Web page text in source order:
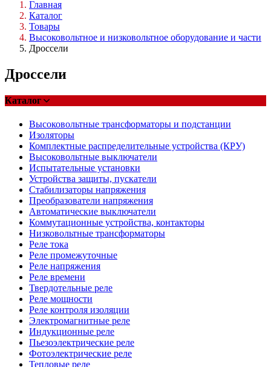
Главная
Каталог
Товары
Высоковольтное и низковольтное оборудование и части
Дроссели
Дроссели
Каталог
Высоковольтные трансформаторы и подстанции
Изоляторы
Комплектные распределительные устройства (КРУ)
Высоковольтные выключатели
Испытательные установки
Устройства защиты, пускатели
Стабилизаторы напряжения
Преобразователи напряжения
Автоматические выключатели
Коммутационные устройства, контакторы
Низковольтные трансформаторы
Реле тока
Реле промежуточные
Реле напряжения
Реле времени
Твердотельные реле
Реле мощности
Реле контроля изоляции
Электромагнитные реле
Индукционные реле
Пьезоэлектрические реле
Фотоэлектрические реле
Тепловые реле